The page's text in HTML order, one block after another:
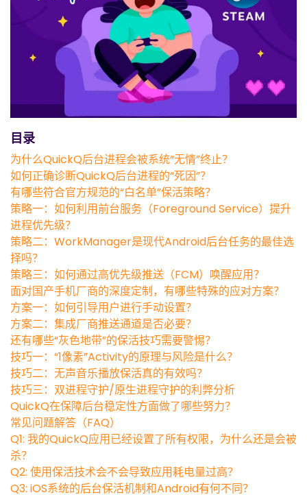
目录
为什么QuickQ后台进程会被系统“无情”终止？
如何正确诊断QuickQ后台进程的“死因”？
有哪些符合官方规范的“白名单”保活策略？
策略一：如何利用前台服务（Foreground Service）提升
进程优先级？
策略二：WorkManager是现代Android后台任务的最佳选
择吗？
策略三：如何通过高优先级推送（FCM）唤醒应用？
面对国产手机厂商的深度定制，有哪些特殊的应对方案？
方案一：如何引导用户进行手动设置？
方案二：集成厂商推送通道是否必要？
还有哪些“灰色地带”的保活技巧需要警惕？
技巧一：“1像素”Activity的原理与风险是什么？
技巧二：无声音乐播放保活真的有效吗？
技巧三：双进程守护/原生进程守护的利弊分析
QuickQ在保障后台稳定性方面做了哪些努力？
常见问题解答（FAQ）
Q1: 我的QuickQ应用已经设置了所有权限，为什么还是会被
杀？
Q2: 使用保活技术会不会导致应用耗电量过高？
Q3: iOS系统的后台保活机制和Android有何不同？